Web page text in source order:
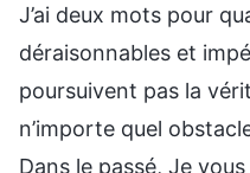
J’ai deux mots pour
déraisonnables et
poursuivent pas la
n’importe quel
Dans le passé, Je